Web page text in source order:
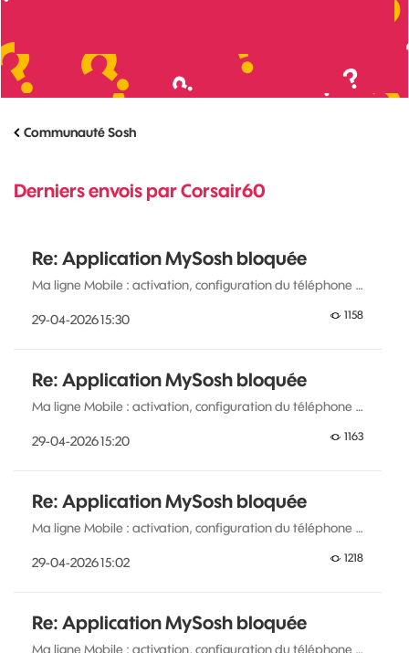
Communauté Sosh
Derniers envois par Corsair60
Re: Application MySosh bloquée
Ma ligne Mobile : activation, configuration du téléphone …
1158
‎29-04-202615:30
Re: Application MySosh bloquée
Ma ligne Mobile : activation, configuration du téléphone …
1163
‎29-04-202615:20
Re: Application MySosh bloquée
Ma ligne Mobile : activation, configuration du téléphone …
1218
‎29-04-202615:02
Re: Application MySosh bloquée
Ma ligne Mobile : activation, configuration du téléphone …